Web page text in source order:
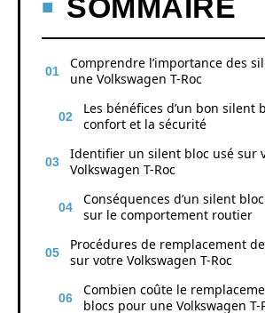
Comprendre l’importance des
une Volkswagen T-Roc
Les bénéfices d’un bon silent
confort et la sécurité
Identifier un silent bloc usé sur
Volkswagen T-Roc
Conséquences d’un silent
sur le comportement routier
Procédures de remplacement
sur votre Volkswagen T-Roc
Combien coûte le
blocs pour une Volkswagen T-